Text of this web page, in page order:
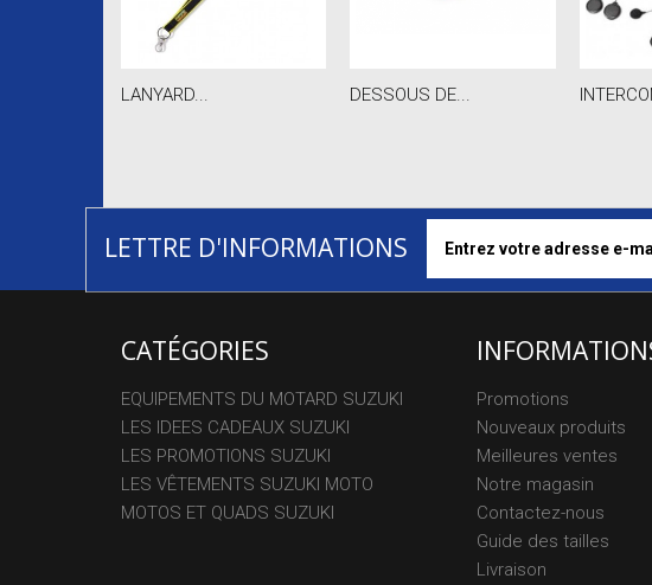
LANYARD... DESSOUS DE...
LETTRE D'INFORMATIONS
CATÉGORIES
EQUIPEMENTS DU MOTARD SUZUKI
LES IDEES CADEAUX SUZUKI
LES PROMOTIONS SUZUKI
LES VÊTEMENTS SUZUKI MOTO
MOTOS ET QUADS SUZUKI
Promotions
Nouveaux produits
Meilleures ventes
Notre magasin
Contactez-nous
Guide des tailles
Livraison